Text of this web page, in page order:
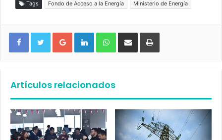
Tags Fondo de Acceso a la Energía Ministerio de Energía
Google+ LinkedIn WhatsApp
Artículos relacionados